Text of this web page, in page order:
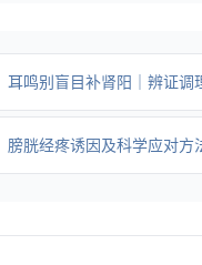
耳鸣别盲目补肾阳｜辨证调
膀胱经疼诱因及科学应对方法